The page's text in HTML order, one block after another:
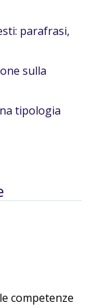
parafrasi,
sulla
tipologia
competenze